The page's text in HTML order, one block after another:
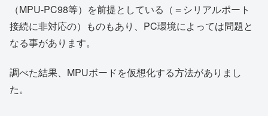
（MPU-PC98等）を前提としている（＝シリアルポート
接続に非対応の）ものもあり、PC環境によっては問題と
なる事があります。
調べた結果、MPUボードを仮想化する方法がありまし
た。